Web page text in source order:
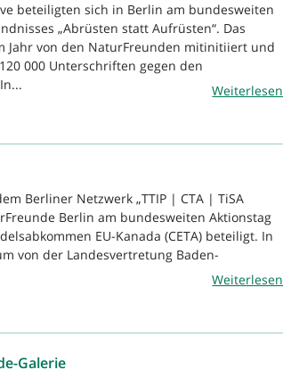
beteiligten sich in Berlin am bundesweiten
„Abrüsten statt Aufrüsten“. Das
Jahr von den NaturFreunden mitinitiiert und
000 Unterschriften gegen den
Weiterlesen
Berliner Netzwerk „TTIP | CTA | TiSA
Berlin am bundesweiten Aktionstag
EU-Kanada (CETA) beteiligt. In
von der Landesvertretung Baden-
Weiterlesen
Galerie